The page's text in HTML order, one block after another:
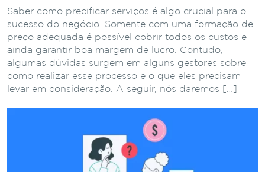
Saber como precificar serviços é algo crucial para o
sucesso do negócio. Somente com uma formação de
preço adequada é possível cobrir todos os custos e
ainda garantir boa margem de lucro. Contudo,
algumas dúvidas surgem em alguns gestores sobre
como realizar esse processo e o que eles precisam
levar em consideração. A seguir, nós daremos […]